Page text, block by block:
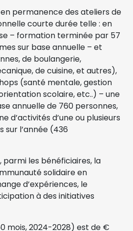
permanence des ateliers de
courte durée telle : en
– formation terminée par 57
sur base annuelle – et
de boulangerie,
de cuisine, et autres),
(santé mentale, gestion
scolaire, etc..) – une
annuelle de 760 personnes,
d’activités d’une ou plusieurs
sur l’année (436
parmi les bénéficiaires, la
solidaire en
d’expériences, le
à des initiatives
mois, 2024-2028) est de €